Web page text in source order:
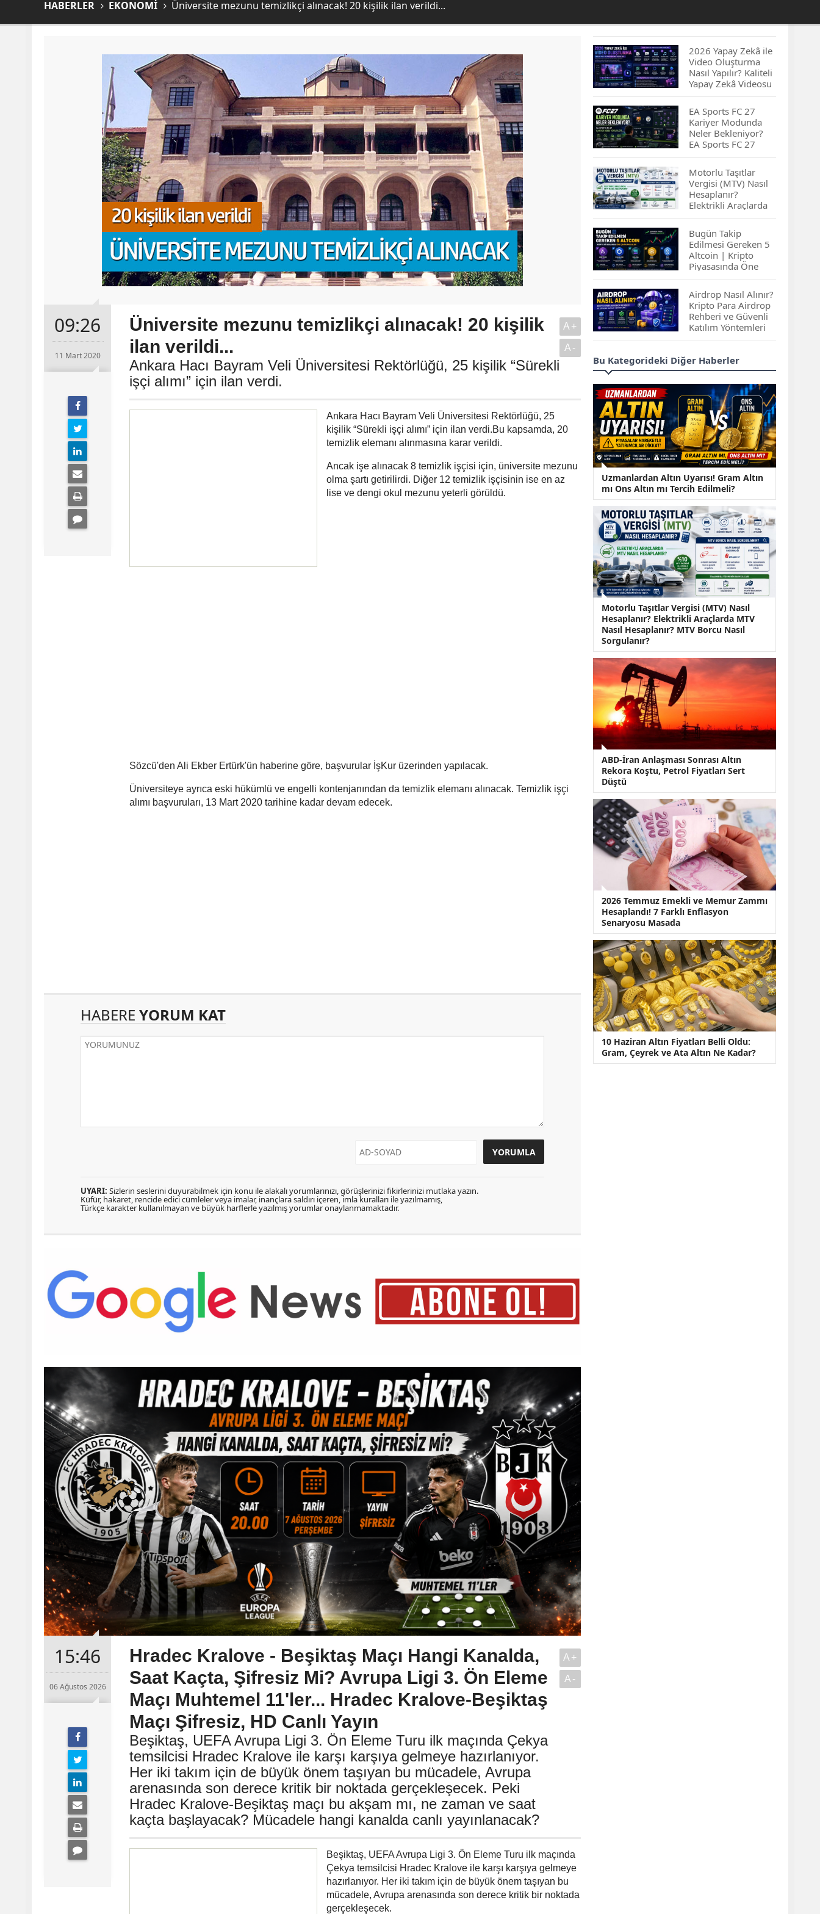
HABERLER EKONOMİ Üniversite mezunu temizlikçi alınacak! 20 kişilik ilan verildi...
09:26
11 Mart 2020
Üniversite mezunu temizlikçi alınacak! 20 kişilik
ilan verildi...
Ankara Hacı Bayram Veli Üniversitesi Rektörlüğü, 25 kişilik “Sürekli
işçi alımı” için ilan verdi.
A+
A-
Ankara Hacı Bayram Veli Üniversitesi Rektörlüğü, 25
kişilik “Sürekli işçi alımı” için ilan verdi.Bu kapsamda, 20
temizlik elemanı alınmasına karar verildi.
Ancak işe alınacak 8 temizlik işçisi için, üniversite mezunu
olma şartı getirilirdi. Diğer 12 temizlik işçisinin ise en az
lise ve dengi okul mezunu yeterli görüldü.
Sözcü'den Ali Ekber Ertürk'ün haberine göre, başvurular İşKur üzerinden yapılacak.
Üniversiteye ayrıca eski hükümlü ve engelli kontenjanından da temizlik elemanı alınacak. Temizlik işçi
alımı başvuruları, 13 Mart 2020 tarihine kadar devam edecek.
HABERE YORUM KAT
UYARI: Sizlerin seslerini duyurabilmek için konu ile alakalı yorumlarınızı, görüşlerinizi fikirlerinizi mutlaka yazın.
Küfür, hakaret, rencide edici cümleler veya imalar, inançlara saldırı içeren, imla kuralları ile yazılmamış,
Türkçe karakter kullanılmayan ve büyük harflerle yazılmış yorumlar onaylanmamaktadır.
15:46
06 Ağustos 2026
Hradec Kralove - Beşiktaş Maçı Hangi Kanalda,
Saat Kaçta, Şifresiz Mi? Avrupa Ligi 3. Ön Eleme
Maçı Muhtemel 11'ler... Hradec Kralove-Beşiktaş
Maçı Şifresiz, HD Canlı Yayın
Beşiktaş, UEFA Avrupa Ligi 3. Ön Eleme Turu ilk maçında Çekya
temsilcisi Hradec Kralove ile karşı karşıya gelmeye hazırlanıyor.
Her iki takım için de büyük önem taşıyan bu mücadele, Avrupa
arenasında son derece kritik bir noktada gerçekleşecek. Peki
Hradec Kralove-Beşiktaş maçı bu akşam mı, ne zaman ve saat
kaçta başlayacak? Mücadele hangi kanalda canlı yayınlanacak?
A+
A-
Beşiktaş, UEFA Avrupa Ligi 3. Ön Eleme Turu ilk maçında
Çekya temsilcisi Hradec Kralove ile karşı karşıya gelmeye
hazırlanıyor. Her iki takım için de büyük önem taşıyan bu
mücadele, Avrupa arenasında son derece kritik bir noktada
gerçekleşecek.
2026 Yapay Zekâ ile
Video Oluşturma
Nasıl Yapılır? Kaliteli
Yapay Zekâ Videosu
Hazırlamanın
İpuçları...
EA Sports FC 27
Kariyer Modunda
Neler Bekleniyor?
EA Sports FC 27
Kariyer Modu
Yenilikleri…
Motorlu Taşıtlar
Vergisi (MTV) Nasıl
Hesaplanır?
Elektrikli Araçlarda
MTV Nasıl
Hesaplanır? MTV
Borcu Nasıl
Sorgulanır?
Bugün Takip
Edilmesi Gereken 5
Altcoin | Kripto
Piyasasında Öne
Çıkan Projeler
Airdrop Nasıl Alınır?
Kripto Para Airdrop
Rehberi ve Güvenli
Katılım Yöntemleri
Spot ve Vadeli İşlem
Arasındaki Farklar |
İçin Daha Uygun?
ABD-İran Anlaşması
Sonrası Altın Rekora
Koştu, Petrol
Fiyatları Sert Düştü
Temmuz 2026 Maaş
Zammı Netleşiyor!
Memur, Emekli ve
Sosyal Yardımlarda
Yeni Oranlar
KOSGEB’den
KOBİ’lere Dev
Finansman Hamlesi:
36 Ay Vadeli 30
Milyon TL Destek
Emekli Maaşlarında
Temmuz Hesabı:
Zam Oranı ve Taban
Aylık İçin Yeni
Bu Kategorideki Diğer Haberler
Uzmanlardan Altın Uyarısı! Gram Altın
mı Ons Altın mı Tercih Edilmeli?
Motorlu Taşıtlar Vergisi (MTV) Nasıl
Hesaplanır? Elektrikli Araçlarda MTV
Nasıl Hesaplanır? MTV Borcu Nasıl
Sorgulanır?
ABD-İran Anlaşması Sonrası Altın
Rekora Koştu, Petrol Fiyatları Sert
Düştü
2026 Temmuz Emekli ve Memur Zammı
Hesaplandı! 7 Farklı Enflasyon
Senaryosu Masada
10 Haziran Altın Fiyatları Belli Oldu:
Gram, Çeyrek ve Ata Altın Ne Kadar?